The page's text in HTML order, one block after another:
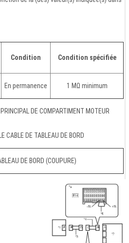
Condition Condition spécifiée
En permanence 1 MΩ minimum
DE COMPARTIMENT MOTEUR
CABLE DE TABLEAU DE BORD
DE BORD (COUPURE)